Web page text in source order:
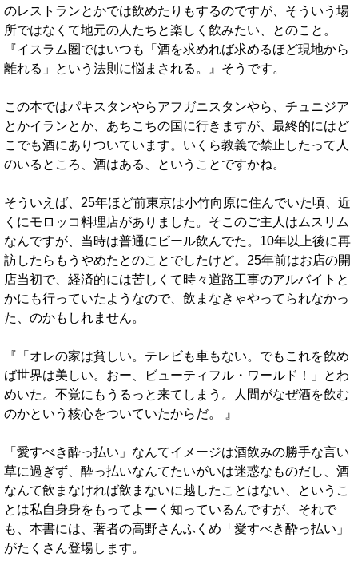
のレストランとかでは飲めたりもするのですが、そういう場
所ではなくて地元の人たちと楽しく飲みたい、とのこと。
『イスラム圏ではいつも「酒を求めれば求めるほど現地から
離れる」という法則に悩まされる。』そうです。
この本ではパキスタンやらアフガニスタンやら、チュニジア
とかイランとか、あちこちの国に行きますが、最終的にはど
こでも酒にありついています。いくら教義で禁止したって人
のいるところ、酒はある、ということですかね。
そういえば、25年ほど前東京は小竹向原に住んでいた頃、近
くにモロッコ料理店がありました。そこのご主人はムスリム
なんですが、当時は普通にビール飲んでた。10年以上後に再
訪したらもうやめたとのことでしたけど。25年前はお店の開
店当初で、経済的には苦しくて時々道路工事のアルバイトと
かにも行っていたようなので、飲まなきゃやってられなかっ
た、のかもしれません。
『「オレの家は貧しい。テレビも車もない。でもこれを飲め
ば世界は美しい。おー、ビューティフル・ワールド！」とわ
めいた。不覚にもうるっと来てしまう。人間がなぜ酒を飲む
のかという核心をついていたからだ。 』
「愛すべき酔っ払い」なんてイメージは酒飲みの勝手な言い
草に過ぎず、酔っ払いなんてたいがいは迷惑なものだし、酒
なんて飲まなければ飲まないに越したことはない、というこ
とは私自身身をもってよーく知っているんですが、それで
も、本書には、著者の高野さんふくめ「愛すべき酔っ払い」
がたくさん登場します。